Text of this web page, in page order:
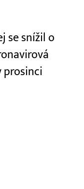
se snížil o
prosinci